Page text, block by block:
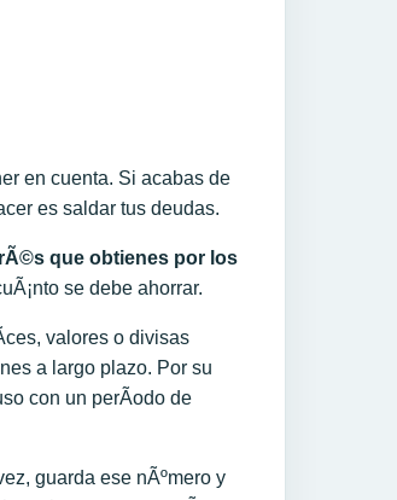
en cuenta. Si acabas de
es saldar tus deudas.
que obtienes por los
se debe ahorrar.
valores o divisas
a largo plazo. Por su
con un perÃ­odo de
guarda ese nÃºmero y